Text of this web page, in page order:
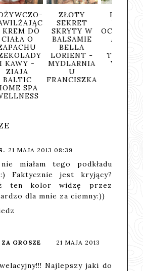
ZŁOTY
SEKRET
SKRYTY W
BALSAMIE
BELLA
LORIENT -
MYDLARNIA
U
FRANCISZKA
RYŻOWA
PIANKA
OCZYSZCZAJ
ĄCA DO
MYCIA
TWARZY -
YASUMI
21 MAJA 2013 08:39
miałam tego podkładu
Faktycznie jest kryjący?
ten kolor widzę przez
dla mnie za ciemny:))
GROSZE
21 MAJA 2013
Najlepszy jaki do